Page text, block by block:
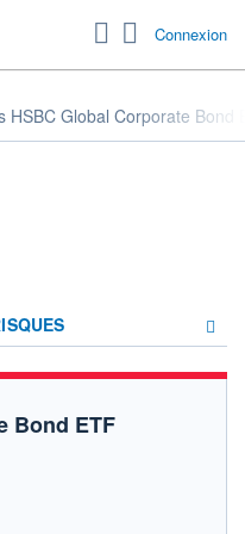
Connexion
HSBC Global Corporate Bond
Bond ETF